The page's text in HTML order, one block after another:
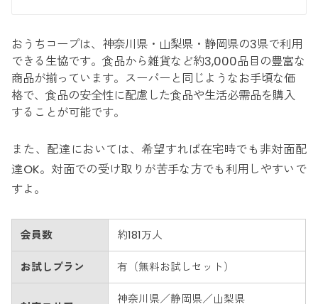
おうちコープは、神奈川県・山梨県・静岡県の3県で利用
できる生協です。食品から雑貨など約3,000品目の豊富な
商品が揃っています。スーパーと同じようなお手頃な価
格で、食品の安全性に配慮した食品や生活必需品を購入
することが可能です。
また、配達においては、希望すれば在宅時でも非対面配
達OK。対面での受け取りが苦手な方でも利用しやすいで
すよ。
会員数 約181万人
お試しプラン 有（無料お試しセット）
神奈川県／静岡県／山梨県